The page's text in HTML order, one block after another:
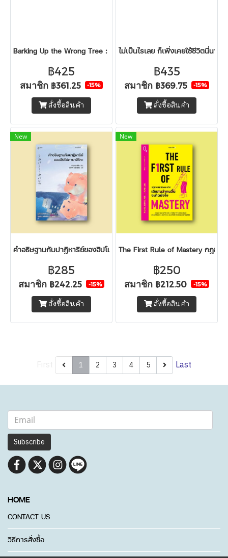
Barking Up the Wrong Tree : ทุ่มเทผิดที่ ทำกี่ปีก็ไม่รุ่ง
฿425
สมาชิก ฿361.25 -15%
สั่งซื้อสินค้า
ไม่เป็นไรเลย ก็เพิ่งเคยใช้ชีวิตนี่นา
฿435
สมาชิก ฿369.75 -15%
สั่งซื้อสินค้า
New
คำอธิษฐานกับปาฏิหาริย์ของฮิปโปคาบาฮิโกะ
฿285
สมาชิก ฿242.25 -15%
สั่งซื้อสินค้า
New
The First Rule of Mastery กฎข้อ
฿250
สมาชิก ฿212.50 -15%
สั่งซื้อสินค้า
1 2 3 4 5 Last
Subscribe
HOME
CONTACT US
วิธีการสั่งซื้อ